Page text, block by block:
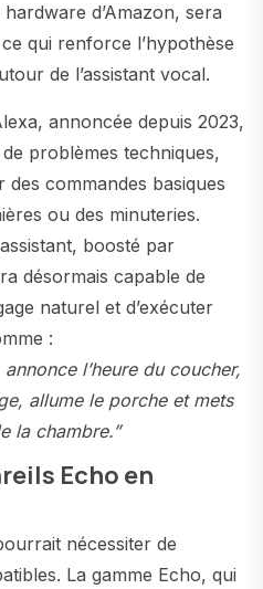
d’Amazon, sera
qui renforce l’hypothèse
de l’assistant vocal.
annoncée depuis 2023,
problèmes techniques,
commandes basiques
ou des minuteries.
boosté par
désormais capable de
naturel et d’exécuter
:
l’heure du coucher,
allume le porche et mets
la chambre.”
Echo en
nécessiter de
La gamme Echo, qui